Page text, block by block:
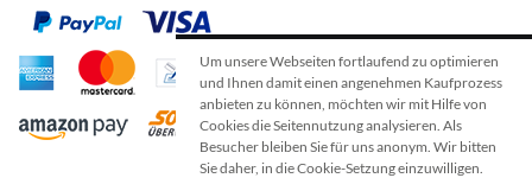
Um unsere Webseiten fortlaufend zu optimieren
und Ihnen damit einen angenehmen Kaufprozess
anbieten zu können, möchten wir mit Hilfe von
Cookies die Seitennutzung analysieren. Als
Besucher bleiben Sie für uns anonym. Wir bitten
Sie daher, in die Cookie-Setzung einzuwilligen.